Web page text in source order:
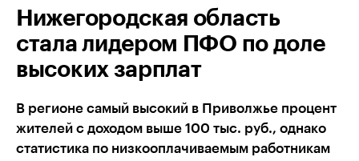
Нижегородская область
стала лидером ПФО по доле
высоких зарплат
В регионе самый высокий в Приволжье процент
жителей с доходом выше 100 тыс. руб., однако
статистика по низкооплачиваемым работникам